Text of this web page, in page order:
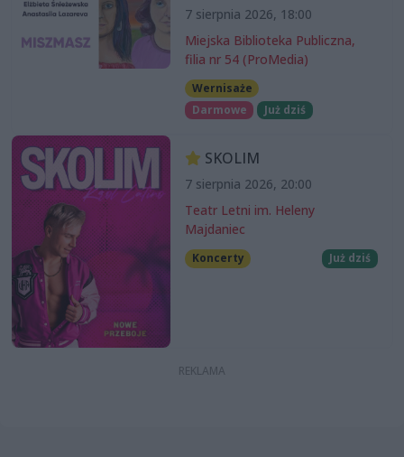
7 sierpnia 2026, 18:00
Miejska Biblioteka Publiczna,
filia nr 54 (ProMedia)
Wernisaże
Darmowe
Już dziś
SKOLIM
7 sierpnia 2026, 20:00
Teatr Letni im. Heleny
Majdaniec
Koncerty Już dziś